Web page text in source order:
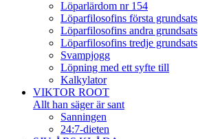
Löparlärdom nr 154
Löparfilosofins första grundsats
Löparfilosofins andra grundsats
Löparfilosofins tredje grundsats
Svampjogg
Löpning med ett syfte till
Kalkylator
VIKTOR ROOT
Allt han säger är sant
Sanningen
24:7-dieten